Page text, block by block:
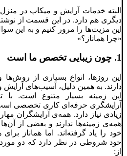
البته خدمات آرایش و میکاپ در
دیگری هم دارد. در این قسمت از
این مزیت‌ها را مرور کنیم و به این
«چرا هماناز؟»
1. چون زیبایی تخصص ما است
این روزها، انواع بسیاری از روش‌ها
دارند. به همین دلیل، آسیب‌های
این زمینه بسیار متنوع است. با
آرایشگری حرفه‌ای کاری تخصصی
زیادی نیاز دارد. همه‌ی آرایشگران
همه‌ی زمینه‌ها ندارند و بعضی از
خود را یاد گرفته‌اند. اما هماناز
خود شروطی در نظر دارد که دو
از: